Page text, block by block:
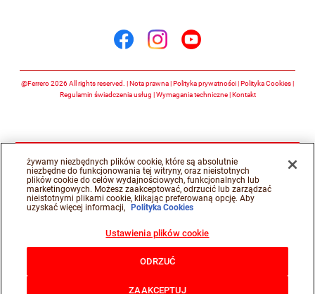
@Ferrero 2026 All rights reserved. Nota prawna Polityka prywatności Polityka Cookies
Regulamin świadczenia usług
Wymagania techniczne Kontakt
żywamy niezbędnych plików cookie, które są absolutnie
niezbędne do funkcjonowania tej witryny, oraz nieistotnych
plików cookie do celów wydajnościowych, funkcjonalnych lub
marketingowych. Możesz zaakceptować, odrzucić lub zarządzać
nieistotnymi plikami cookie, klikając preferowaną opcję. Aby
uzyskać więcej informacji,
Polityka Cookies
Ustawienia plików cookie
ODRZUĆ
ZAAKCEPTUJ